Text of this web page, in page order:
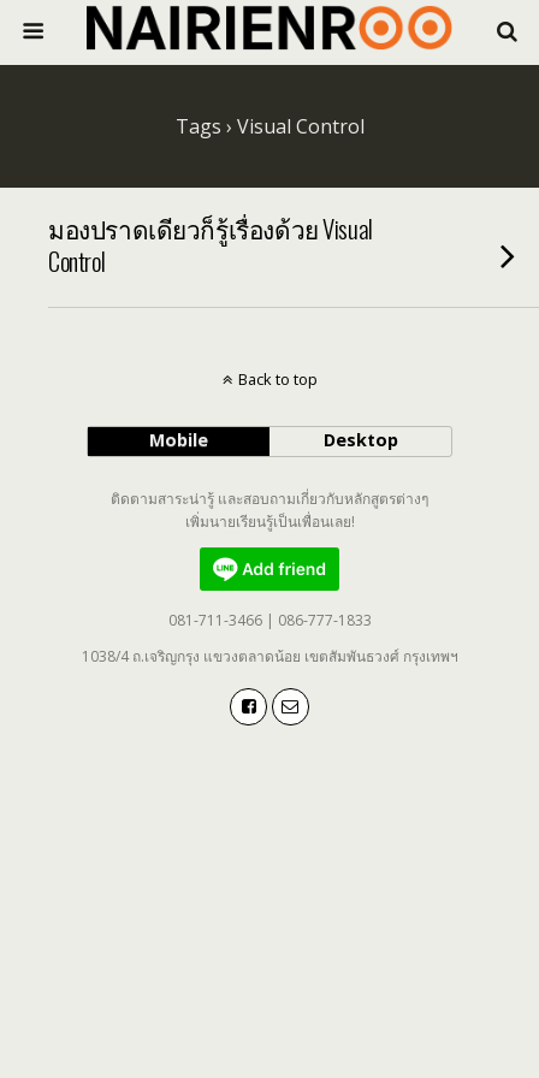
Tags › Visual Control
มองปราดเดียวก็รู้เรื่องด้วย Visual
Control
Back to top
Mobile Desktop
ติดตามสาระน่ารู้ และสอบถามเกี่ยวกับหลักสูตรต่างๆ
เพิ่มนายเรียนรู้เป็นเพื่อนเลย!
081-711-3466 | 086-777-1833
1038/4 ถ.เจริญกรุง แขวงตลาดน้อย เขตสัมพันธวงศ์ กรุงเทพฯ